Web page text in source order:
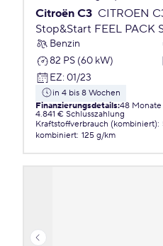
Citroën C3 CITROEN
Stop&Start FEEL PACK
Benzin
82 PS (60 kW)
EZ: 01/23
in 4 bis 8 Wochen
Finanzierungsdetails:48 Monate
4.841 € Schlusszahlung
Kraftstoffverbrauch (kombiniert):
kombiniert: 125 g/km